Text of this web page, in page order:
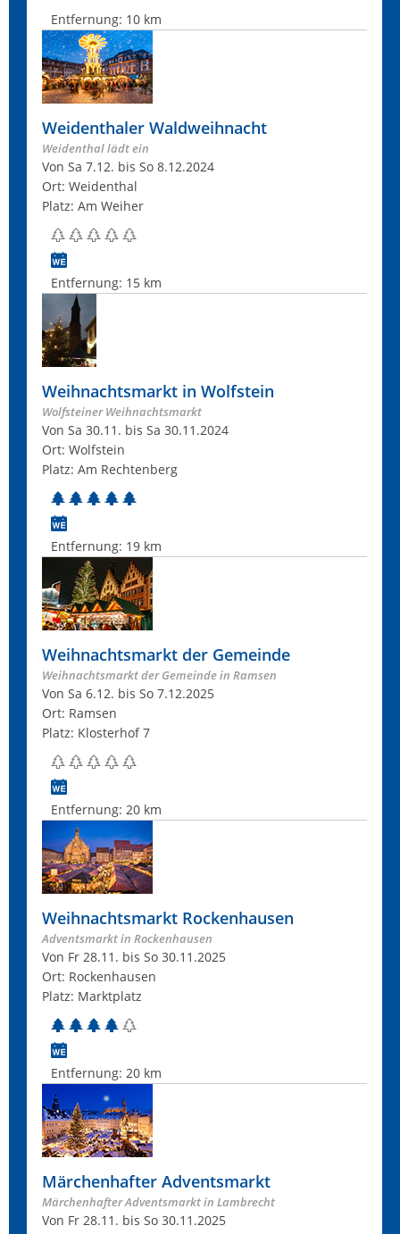
Entfernung: 10 km
Weidenthaler Waldweihnacht
Weidenthal lädt ein
Von Sa 7.12. bis So 8.12.2024
Ort: Weidenthal
Platz: Am Weiher
Entfernung: 15 km
Weihnachtsmarkt in Wolfstein
Wolfsteiner Weihnachtsmarkt
Von Sa 30.11. bis Sa 30.11.2024
Ort: Wolfstein
Platz: Am Rechtenberg
Entfernung: 19 km
Weihnachtsmarkt der Gemeinde
Weihnachtsmarkt der Gemeinde in Ramsen
Von Sa 6.12. bis So 7.12.2025
Ort: Ramsen
Platz: Klosterhof 7
Entfernung: 20 km
Weihnachtsmarkt Rockenhausen
Adventsmarkt in Rockenhausen
Von Fr 28.11. bis So 30.11.2025
Ort: Rockenhausen
Platz: Marktplatz
Entfernung: 20 km
Märchenhafter Adventsmarkt
Märchenhafter Adventsmarkt in Lambrecht
Von Fr 28.11. bis So 30.11.2025